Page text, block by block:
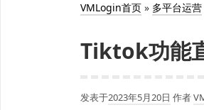
VMLogin首页 » 多平台运营
Tiktok功能
发表于2023年5月20日 作者